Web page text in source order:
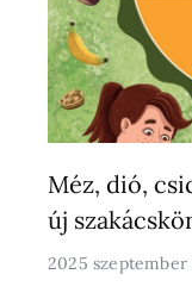
Méz, dió,
új
2025 szeptember